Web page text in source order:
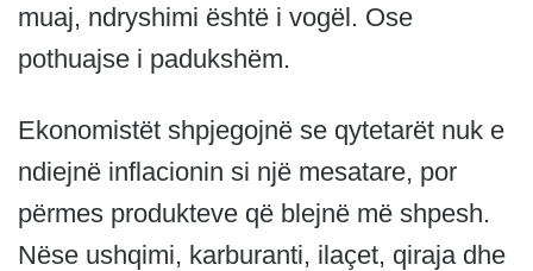
muaj, ndryshimi është i vogël. Ose
pothuajse i padukshëm.
Ekonomistët shpjegojnë se qytetarët nuk e
ndiejnë inflacionin si një mesatare, por
përmes produkteve që blejnë më shpesh.
Nëse ushqimi, karburanti, ilaçet, qiraja dhe